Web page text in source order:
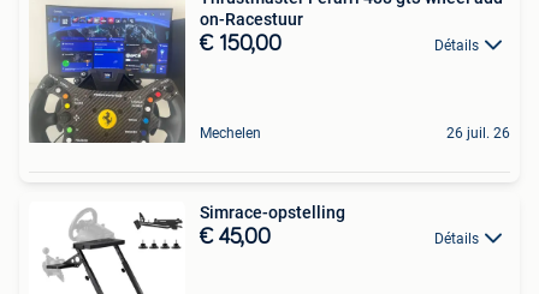
on-Racestuur
€ 150,00 Détails
Mechelen 26 juil. 26
Simrace-opstelling
€ 45,00 Détails